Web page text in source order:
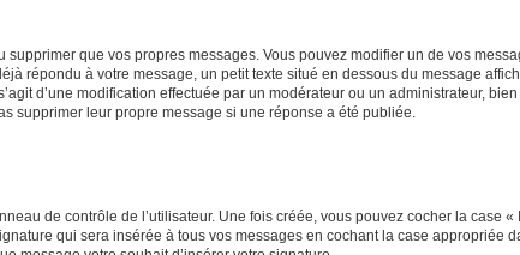
que vos propres messages. Vous pouvez modifier un de vos
répondu à votre message, un petit texte situé en dessous du message
d’une modification effectuée par un modérateur ou un administrateur,
supprimer leur propre message si une réponse a été publiée.
de contrôle de l’utilisateur. Une fois créée, vous pouvez cocher la case
qui sera insérée à tous vos messages en cochant la case appropriée